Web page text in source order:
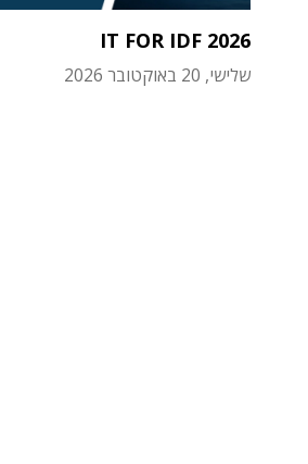
IT FOR IDF 2026
שלישי, 20 באוקטובר 2026